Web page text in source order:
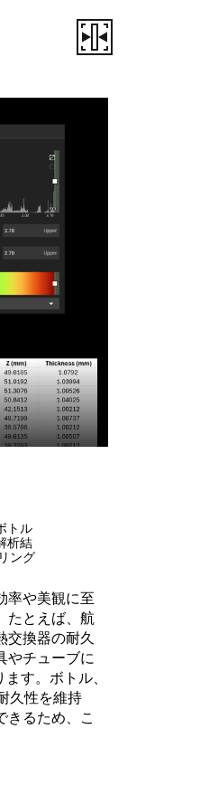
トル
析結
ング
率や美観に至
たとえば、航
交換器の耐久
やチューブに
す。ボトル、
久性を維持
きるため、こ